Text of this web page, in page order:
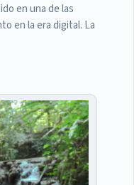
en una de las
en la era digital. La